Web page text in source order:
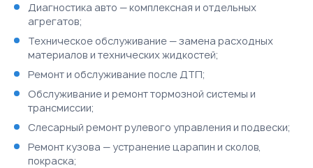
Диагностика авто — комплексная и отдельных
агрегатов;
Техническое обслуживание — замена расходных
материалов и технических жидкостей;
Ремонт и обслуживание после ДТП;
Обслуживание и ремонт тормозной системы и
трансмиссии;
Слесарный ремонт рулевого управления и подвески;
Ремонт кузова — устранение царапин и сколов,
покраска;